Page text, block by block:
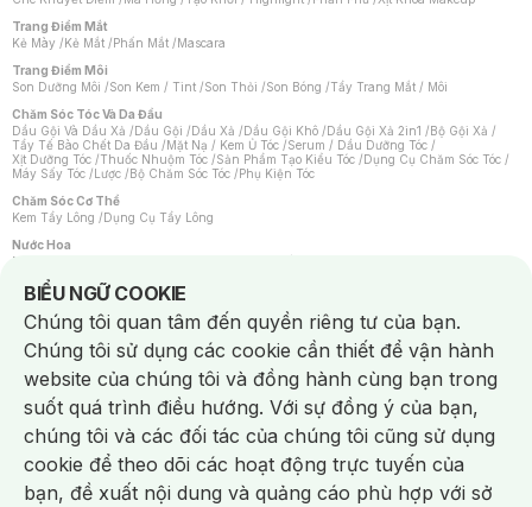
Trang Điểm Mắt
Kẻ Mày /Kẻ Mắt /Phấn Mắt /Mascara
Trang Điểm Môi
Son Dưỡng Môi /Son Kem / Tint /Son Thỏi /Son Bóng /Tẩy Trang Mắt / Môi
Chăm Sóc Tóc Và Da Đầu
Dầu Gội Và Dầu Xả /Dầu Gội /Dầu Xả /Dầu Gội Khô /Dầu Gội Xả 2in1 /Bộ Gội Xả /
Tẩy Tế Bào Chết Da Đầu /Mặt Nạ / Kem Ủ Tóc /Serum / Dầu Dưỡng Tóc /
Xịt Dưỡng Tóc /Thuốc Nhuộm Tóc /Sản Phẩm Tạo Kiểu Tóc /Dụng Cụ Chăm Sóc Tóc /
Máy Sấy Tóc /Lược /Bộ Chăm Sóc Tóc /Phụ Kiện Tóc
Chăm Sóc Cơ Thể
Kem Tẩy Lông /Dụng Cụ Tẩy Lông
Nước Hoa
Nước Hoa Nữ
Chăm Sóc Cá Nhân
Chống Muỗi /Khẩu Trang /Máy Massage/Mặt Nạ Xông Hơi /Nước Rửa Tay/
Sản Phẩm Chăm Sóc Khác /Bàn Chải Đánh Răng /Bàn Chải Điện/
Hỗ Trợ Trắng Răng/Kem Đánh Răng /Máy Tăm Nước/ Nước Súc Miệng/
Tăm / Chỉ Nha Khoa/ Xịt Thơm Miệng / Dung Dịch Vệ Sinh/Dưỡng Vùng Kín/
Khăn Ướt Vệ Sinh Vùng Kín/Băng Vệ Sinh/Tampon/Bọt Cạo Râu /Dao Cạo Râu/
Máy Cạo Râu
Vấn Đề Về Da
Da Dầu / Lỗ Chân Lông To/ Da Khô / Mất Nước/ Da Lão Hóa/ Da Mụn/
Da Nhạy Cảm / Kích Ứng
Da Xỉn Màu Thâm / Nám / Tàn Nhang
Quầng Thâm & Bọng Mắt /Sẹo /Viêm Da Cơ Địa
Dụng Cụ / Phụ Kiện Chăm Sóc Da
BIỂU NGỮ COOKIE
Notice about cookies usage
Chúng tôi quan tâm đến quyền riêng tư của bạn.
Chúng tôi sử dụng các cookie cần thiết để vận hành
website của chúng tôi và đồng hành cùng bạn trong
suốt quá trình điều hướng. Với sự đồng ý của bạn,
chúng tôi và các đối tác của chúng tôi cũng sử dụng
cookie để theo dõi các hoạt động trực tuyến của
bạn, đề xuất nội dung và quảng cáo phù hợp với sở